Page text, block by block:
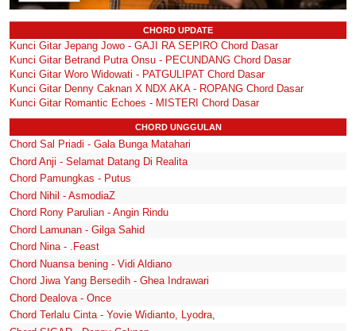
CHORD UPDATE
Kunci Gitar Jepang Jowo - GAJI RA SEPIRO Chord Dasar
Kunci Gitar Betrand Putra Onsu - PECUNDANG Chord Dasar
Kunci Gitar Woro Widowati - PATGULIPAT Chord Dasar
Kunci Gitar Denny Caknan X NDX AKA - ROPANG Chord Dasar
Kunci Gitar Romantic Echoes - MISTERI Chord Dasar
CHORD UNGGULAN
Chord Sal Priadi - Gala Bunga Matahari
Chord Anji - Selamat Datang Di Realita
Chord Pamungkas - Putus
Chord Nihil - AsmodiaZ
Chord Rony Parulian - Angin Rindu
Chord Lamunan - Gilga Sahid
Chord Nina - .Feast
Chord Nuansa bening - Vidi Aldiano
Chord Jiwa Yang Bersedih - Ghea Indrawari
Chord Dealova - Once
Chord Terlalu Cinta - Yovie Widianto, Lyodra,